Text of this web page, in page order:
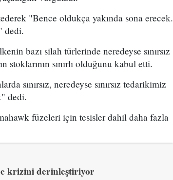
"Bence oldukça yakında sona erecek.
dedi.
bazı silah türlerinde neredeyse sınırsız
sınırlı olduğunu kabul etti.
sınırsız, neredeyse sınırsız tedarikimiz
dedi.
füzeleri için tesisler dahil daha fazla
krizini derinleştiriyor